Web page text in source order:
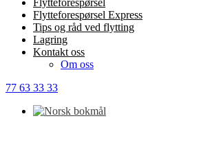
Flytteforespørsel
Flytteforespørsel Express
Tips og råd ved flytting
Lagring
Kontakt oss
Om oss
77 63 33 33